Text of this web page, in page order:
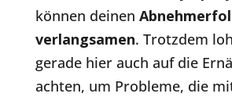
können deinen
verlangsamen. Trotzdem
gerade hier auch auf die
achten, um Probleme, die